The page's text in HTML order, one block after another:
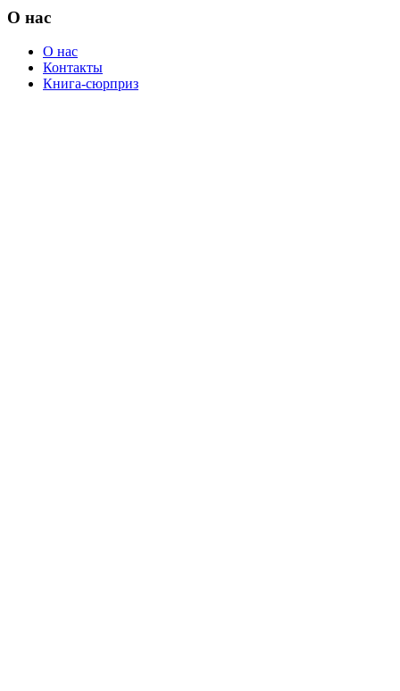
О нас
О нас
Контакты
Книга-сюрприз